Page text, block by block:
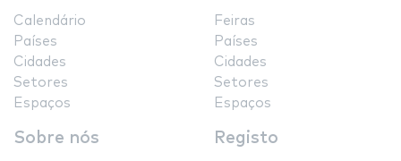
Calendário
Países
Cidades
Setores
Espaços
Feiras
Países
Cidades
Setores
Espaços
Sobre nós Registo